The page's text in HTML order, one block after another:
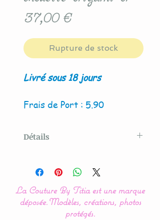
37,00 €Prix
Rupture de stock
Livré sous 18 jours
Frais de Port : 5.90
Détails
By Titia
Veilleuse LED Coussin en
forme de nuage orné d'un
La Couture By Titia est une marque
déposée.Modèles, créations, photos
protégés.